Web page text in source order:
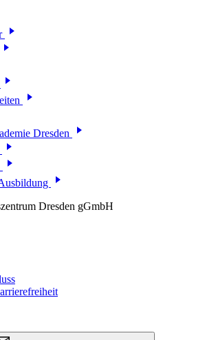
Dresden
Dresden gGmbH